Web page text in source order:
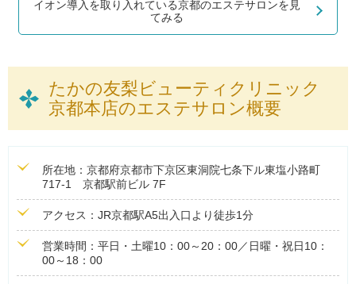
イオン導入を取り入れている京都のエステサロンを見
てみる
たかの友梨ビューティクリニック
京都本店のエステサロン概要
所在地：京都府京都市下京区東洞院七条下ル東塩小路町
717-1 京都駅前ビル 7F
アクセス：JR京都駅A5出入口より徒歩1分
営業時間：平日・土曜10：00～20：00／日曜・祝日10：
00～18：00